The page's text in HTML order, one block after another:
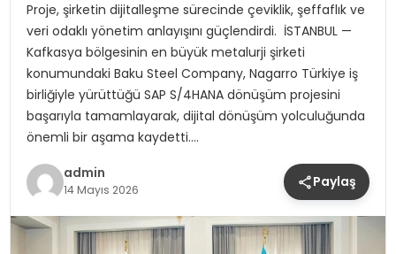
Proje, şirketin dijitalleşme sürecinde çeviklik, şeffaflık ve
veri odaklı yönetim anlayışını güçlendirdi. İSTANBUL —
Kafkasya bölgesinin en büyük metalurji şirketi
konumundaki Baku Steel Company, Nagarro Türkiye iş
birliğiyle yürüttüğü SAP S/4HANA dönüşüm projesini
başarıyla tamamlayarak, dijital dönüşüm yolculuğunda
önemli bir aşama kaydetti….
admin
14 Mayıs 2026 Paylaş